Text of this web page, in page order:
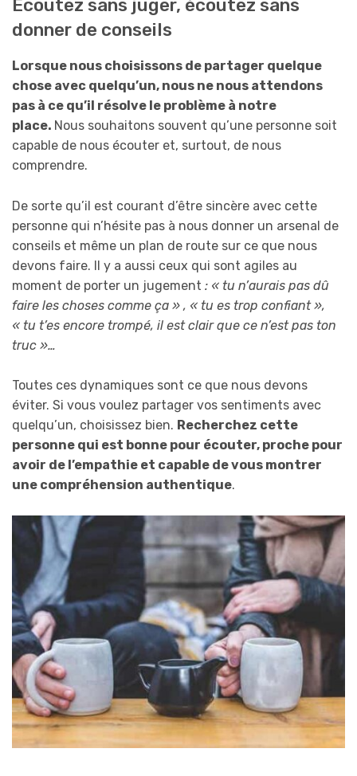
Écoutez sans juger, écoutez sans
donner de conseils
Lorsque nous choisissons de partager quelque
chose avec quelqu’un, nous ne nous attendons
pas à ce qu’il résolve le problème à notre
place. Nous souhaitons souvent qu’une personne soit
capable de nous écouter et, surtout, de nous
comprendre.
De sorte qu’il est courant d’être sincère avec cette
personne qui n’hésite pas à nous donner un arsenal de
conseils et même un plan de route sur ce que nous
devons faire. Il y a aussi ceux qui sont agiles au
moment de porter un jugement : « tu n’aurais pas dû
faire les choses comme ça » , « tu es trop confiant »,
« tu t’es encore trompé, il est clair que ce n’est pas ton
truc »…
Toutes ces dynamiques sont ce que nous devons
éviter. Si vous voulez partager vos sentiments avec
quelqu’un, choisissez bien. Recherchez cette
personne qui est bonne pour écouter, proche pour
avoir de l’empathie et capable de vous montrer
une compréhension authentique.